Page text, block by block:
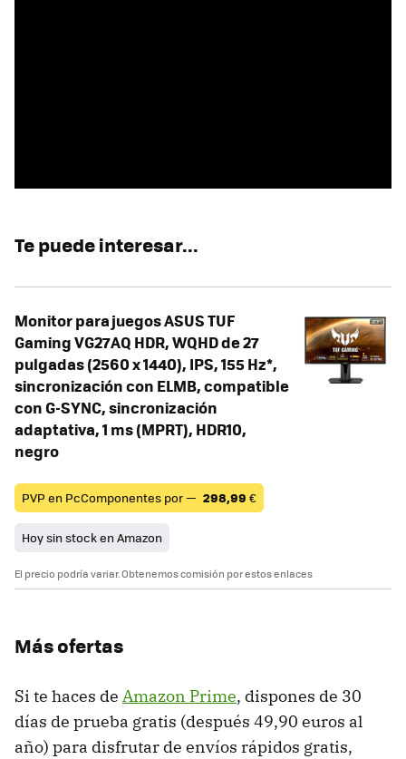
Te puede interesar...
Monitor para juegos ASUS TUF
Gaming VG27AQ HDR, WQHD de 27
pulgadas (2560 x 1440), IPS, 155 Hz*,
sincronización con ELMB, compatible
con G-SYNC, sincronización
adaptativa, 1 ms (MPRT), HDR10,
negro
PVP en PcComponentes por — 298,99 €
Hoy sin stock en Amazon
El precio podría variar. Obtenemos comisión por estos enlaces
Más ofertas
Si te haces de Amazon Prime, dispones de 30
días de prueba gratis (después 49,90 euros al
año) para disfrutar de envíos rápidos gratis,